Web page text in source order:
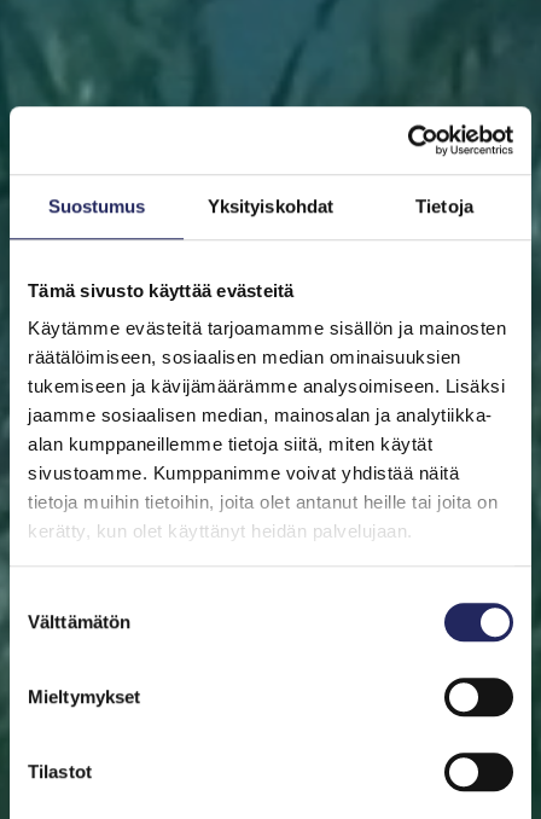
Suostumus Yksityiskohdat Tietoja
Tämä sivusto käyttää evästeitä
Käytämme evästeitä tarjoamamme sisällön ja mainosten
räätälöimiseen, sosiaalisen median ominaisuuksien
tukemiseen ja kävijämäärämme analysoimiseen. Lisäksi
jaamme sosiaalisen median, mainosalan ja analytiikka-
alan kumppaneillemme tietoja siitä, miten käytät
sivustoamme. Kumppanimme voivat yhdistää näitä
tietoja muihin tietoihin, joita olet antanut heille tai joita on
kerätty, kun olet käyttänyt heidän palvelujaan.
valinta
Välttämätön
Mieltymykset
Tilastot
ETUSIVU AUTA ITÄMERTA LAHJOITA
PELASTA
PALA
Auta pelastamaan Itämeri. Pala Itämerta on myös
saajalle tärkeän merialueen luota. Halutessasi saat
Valitse pala Etsi pelastettu pala